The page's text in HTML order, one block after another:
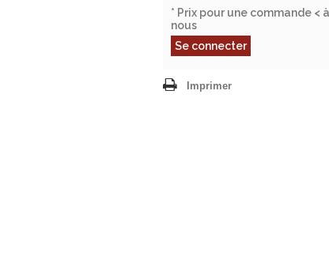
* Prix pour une commande <
nous
Se connecter
Imprimer